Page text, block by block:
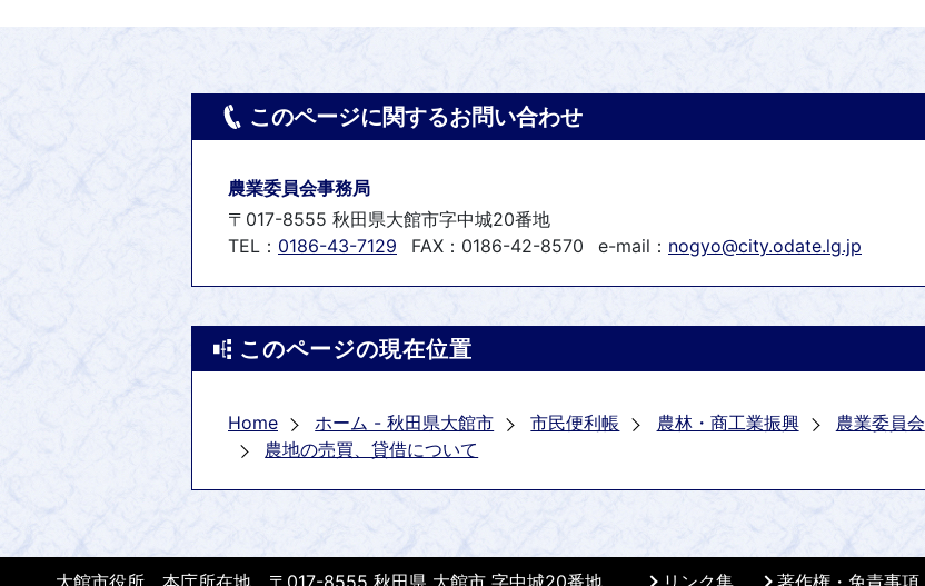
このページに関するお問い合わせ
農業委員会事務局
〒017-8555 秋田県大館市字中城20番地
TEL： 0186-43-7129 FAX：0186-42-8570 e-mail： nogyo@city.odate.lg.jp
このページの現在位置
Home ホーム - 秋田県大館市 市民便利帳 農林・商工業振興 農業委員会
農地の売買、貸借について